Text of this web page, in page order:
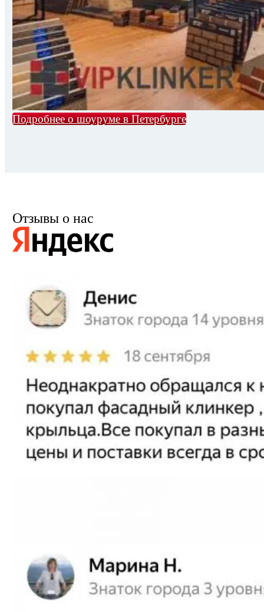
Подробнее о шоуруме в Петербурге
Отзывы о нас